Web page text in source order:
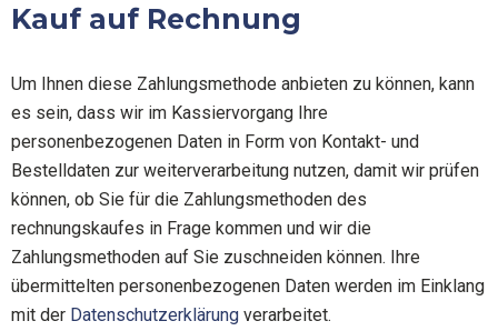
Kauf auf Rechnung
Um Ihnen diese Zahlungsmethode anbieten zu können, kann
es sein, dass wir im Kassiervorgang Ihre
personenbezogenen Daten in Form von Kontakt- und
Bestelldaten zur weiterverarbeitung nutzen, damit wir prüfen
können, ob Sie für die Zahlungsmethoden des
rechnungskaufes in Frage kommen und wir die
Zahlungsmethoden auf Sie zuschneiden können. Ihre
übermittelten personenbezogenen Daten werden im Einklang
mit der Datenschutzerklärung verarbeitet.